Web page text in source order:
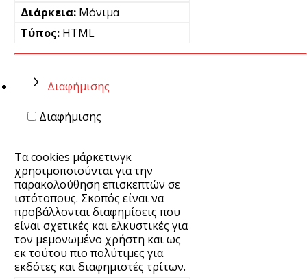
Μόνιμα
HTML
Διαφήμισης
Διαφήμισης
Τα cookies μάρκετινγκ
χρησιμοποιούνται για την
παρακολούθηση επισκεπτών σε
ιστότοπους. Σκοπός είναι να
προβάλλονται διαφημίσεις που
είναι σχετικές και ελκυστικές για
τον μεμονωμένο χρήστη και ως
εκ τούτου πιο πολύτιμες για
εκδότες και διαφημιστές τρίτων.